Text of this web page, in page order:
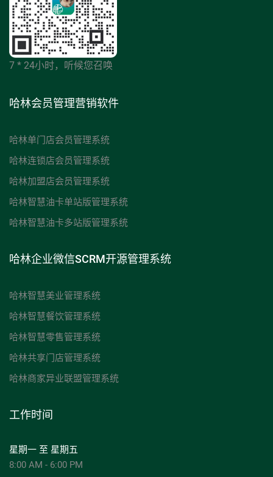
7 * 24小时，听候您召唤
哈林会员管理营销软件
哈林单门店会员管理系统
哈林连锁店会员管理系统
哈林加盟店会员管理系统
哈林智慧油卡单站版管理系统
哈林智慧油卡多站版管理系统
哈林企业微信SCRM开源管理系统
哈林智慧美业管理系统
哈林智慧餐饮管理系统
哈林智慧零售管理系统
哈林共享门店管理系统
哈林商家异业联盟管理系统
工作时间
星期一 至 星期五
8:00 AM - 6:00 PM